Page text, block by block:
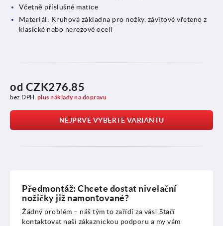
Včetně příslušné matice
Materiál: Kruhová základna pro nožky, závitové vřeteno z
klasické nebo nerezové oceli
od CZK276.85
bez DPH plus náklady na dopravu
NEJPRVE VYBERTE VARIANTU
Předmontáž: Chcete dostat nivelační
nožičky již namontované?
Žádný problém – náš tým to zařídí za vás! Stačí
kontaktovat naši zákaznickou podporu a my vám